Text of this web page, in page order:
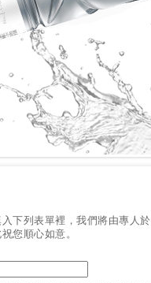
下列表單裡，我們將由專人於
您順心如意。